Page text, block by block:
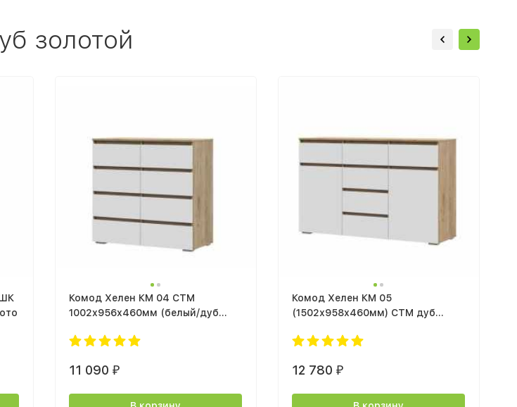
золотой
Комод Хелен КМ 04 СТМ
1002х956х460мм (белый/дуб
11 090 ₽
Комод Хелен КМ 05
(1502х958х460мм) СТМ дуб
12 780 ₽